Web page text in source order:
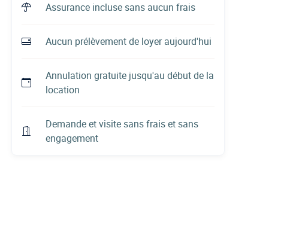
Assurance incluse sans aucun frais
Aucun prélèvement de loyer aujourd'hui
Annulation gratuite jusqu'au début de la
location
Demande et visite sans frais et sans
engagement